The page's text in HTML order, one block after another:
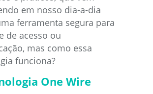
em nosso dia-a-dia
ferramenta segura para
de acesso ou
mas como essa
funciona?
One Wire